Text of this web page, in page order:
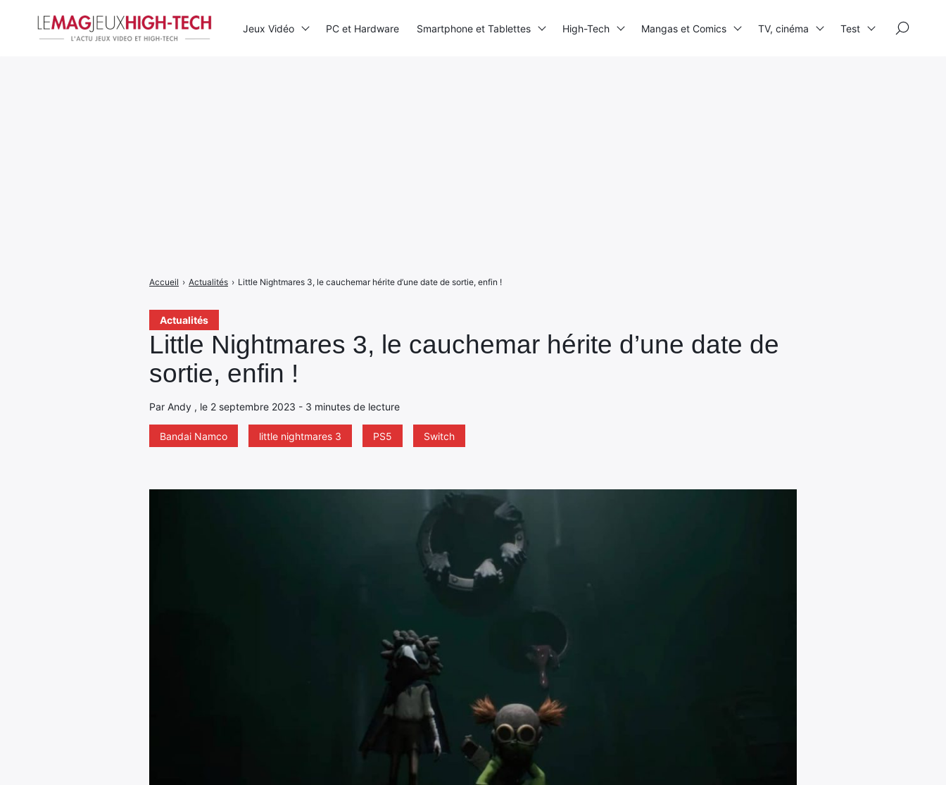
Actualités
Little Nightmares 3, le cauchemar hérite d’une date de
sortie, enfin !
Par Andy , le 2 septembre 2023 - 3 minutes de lecture
Bandai Namco little nightmares 3 PS5 Switch
Accueil › Actualités › Little Nightmares 3, le cauchemar hérite d’une date de sortie, enfin !
Jeux Vidéo PC et Hardware Smartphone et Tablettes High-Tech Mangas et Comics TV, cinéma Test